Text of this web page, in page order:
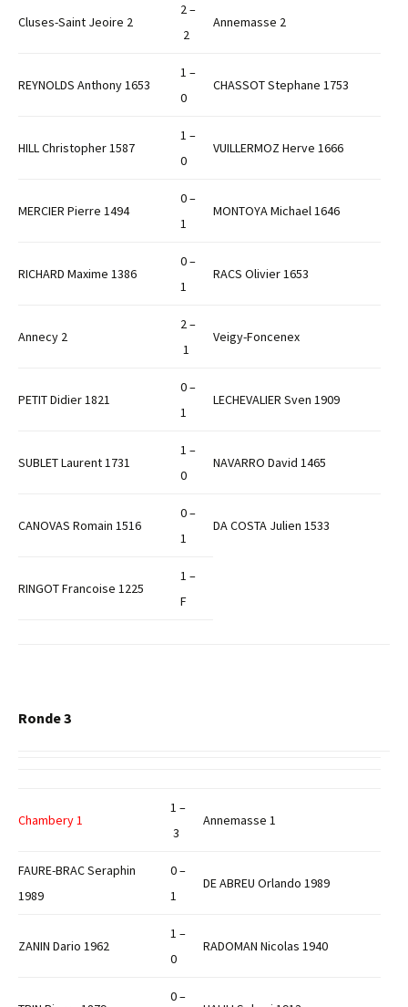
Cluses-Saint Jeoire 2
2 –
2
Annemasse 2
REYNOLDS Anthony 1653
1 –
0
CHASSOT Stephane 1753
HILL Christopher 1587
1 –
0
VUILLERMOZ Herve 1666
MERCIER Pierre 1494
0 –
1
MONTOYA Michael 1646
RICHARD Maxime 1386
0 –
1
RACS Olivier 1653
Annecy 2
2 –
1
Veigy-Foncenex
PETIT Didier 1821
0 –
1
LECHEVALIER Sven 1909
SUBLET Laurent 1731
1 –
0
NAVARRO David 1465
CANOVAS Romain 1516
0 –
1
DA COSTA Julien 1533
RINGOT Francoise 1225
1 –
F
Ronde 3
Chambery 1
1 –
3
Annemasse 1
FAURE-BRAC Seraphin
1989
0 –
1
DE ABREU Orlando 1989
ZANIN Dario 1962
1 –
0
RADOMAN Nicolas 1940
0 –